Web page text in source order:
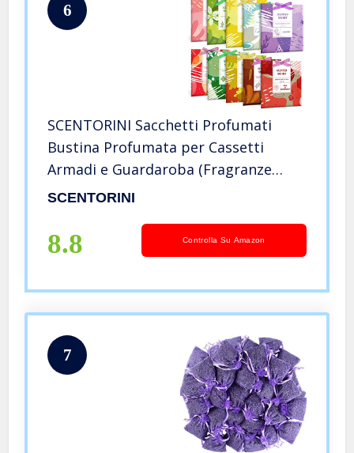
6
SCENTORINI Sacchetti Profumati
Bustina Profumata per Cassetti
Armadi e Guardaroba (Fragranze
Varie, 30g x 10bustine)
SCENTORINI
8.8 Controlla Su Amazon
7